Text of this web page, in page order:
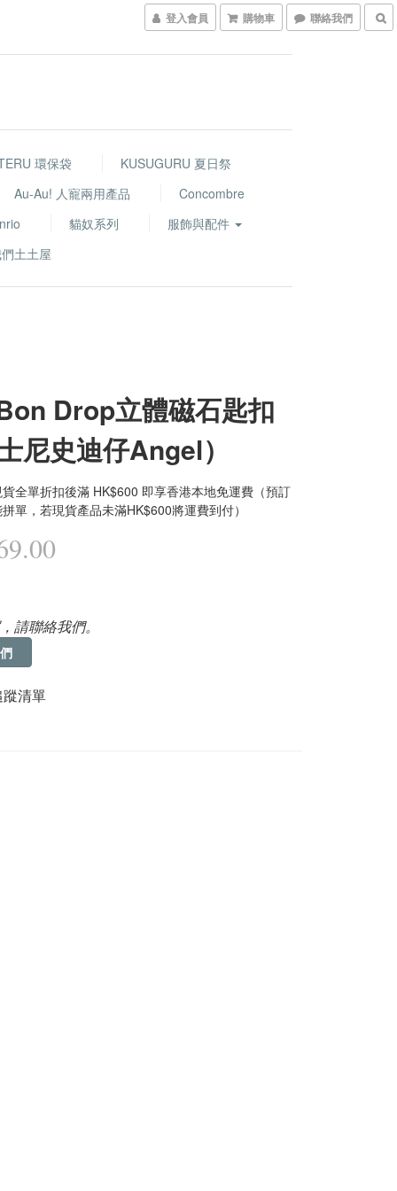
登入會員 購物車 聯絡我們
環保袋
KUSUGURU 夏日祭
Au-Au! 人寵兩用產品
Concombre
貓奴系列
服飾與配件
土土屋
Drop立體磁石匙扣
尼史迪仔Angel）
全單折扣後滿 HK$600 即享香港本地免運費（預訂
單，若現貨產品未滿HK$600將運費到付）
請聯絡我們。
清單